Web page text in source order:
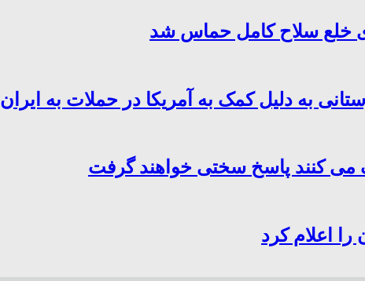
خلع سلاح کامل حماس شد
به دلیل کمک به آمریکا در حملات به ایران
می کنند پاسخ سختی خواهند گرفت
را اعلام کرد